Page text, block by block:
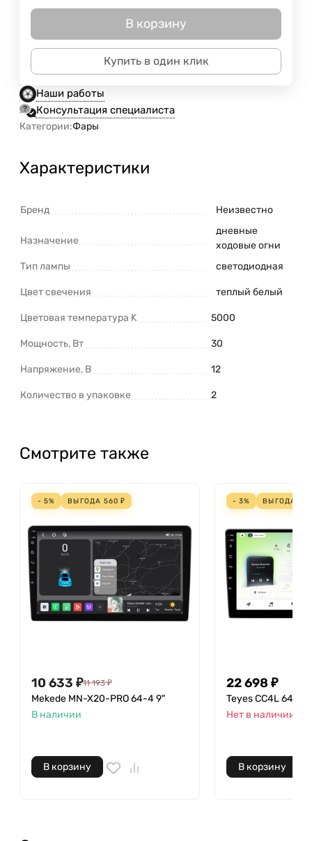
В корзину
Купить в один клик
Наши работы
Консультация специалиста
Категории:Фары
Характеристики
Бренд Неизвестно
Назначение
дневные
ходовые огни
Тип лампы
светодиодная
Цвет свечения теплый белый
Цветовая температура K 5000
Мощность, Вт 30
Напряжение, В 12
Количество в упаковке 2
Смотрите также
- 5% ВЫГОДА 560 ₽
10 633 ₽11 193 ₽
Mekede MN-X20-PRO 64-4 9"
В наличии
В корзину
- 3% ВЫГОДА
22 698 ₽
Teyes CC4L 64-6
Нет в наличии
В корзину